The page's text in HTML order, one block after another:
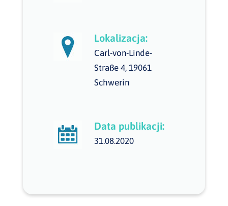
Lokalizacja:
Carl-von-Linde-
Straße 4, 19061
Schwerin
Data publikacji:
31.08.2020